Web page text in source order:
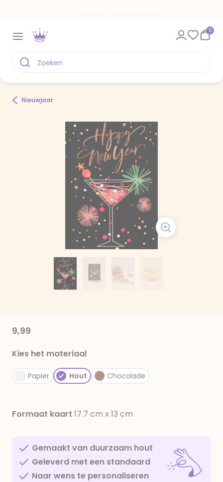
0
Nieuwjaar
9,99
Kies het materiaal
Papier Hout Chocolade
Formaat kaart 17.7 cm x 13 cm
Gemaakt van duurzaam hout
Geleverd met een standaard
Naar wens te personaliseren